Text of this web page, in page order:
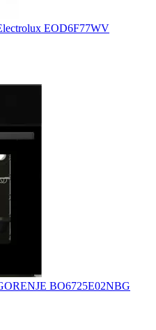
EOD6F77WV
BO6725E02NBG